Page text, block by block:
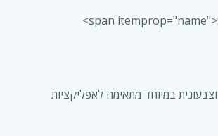
במיוחד מתאימה לאפליקציות